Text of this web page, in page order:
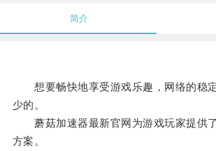
简介
想要畅快地享受游戏乐趣，网络的稳
少的。
蘑菇加速器最新官网为游戏玩家提供
方案。